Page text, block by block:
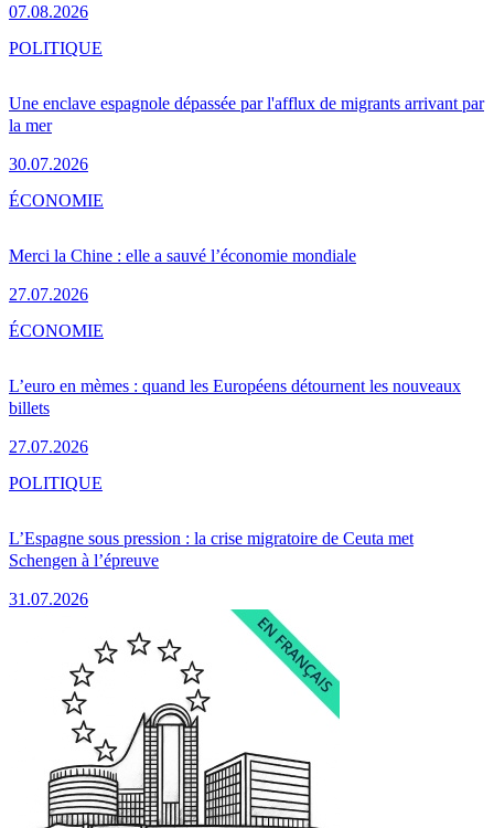
07.08.2026
Une enclave espagnole dépassée par l'afflux de migrants arrivant par
la mer
30.07.2026
POLITIQUE
Merci la Chine : elle a sauvé l’économie mondiale
27.07.2026
ÉCONOMIE
L’euro en mèmes : quand les Européens détournent les nouveaux
billets
27.07.2026
ÉCONOMIE
L’Espagne sous pression : la crise migratoire de Ceuta met
Schengen à l’épreuve
31.07.2026
POLITIQUE